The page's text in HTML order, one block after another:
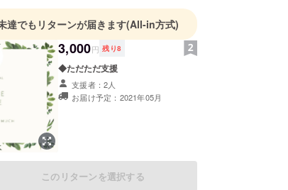
達でもリターンが届きます(All-in方式)
3,000円 残り8
◆ただただ支援
支援者：2人
お届け予定：2021年05月
このリターンを選択する